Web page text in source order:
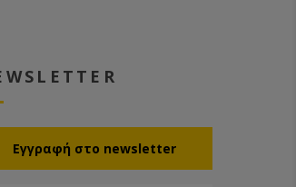
Eγγραφή στο newsletter